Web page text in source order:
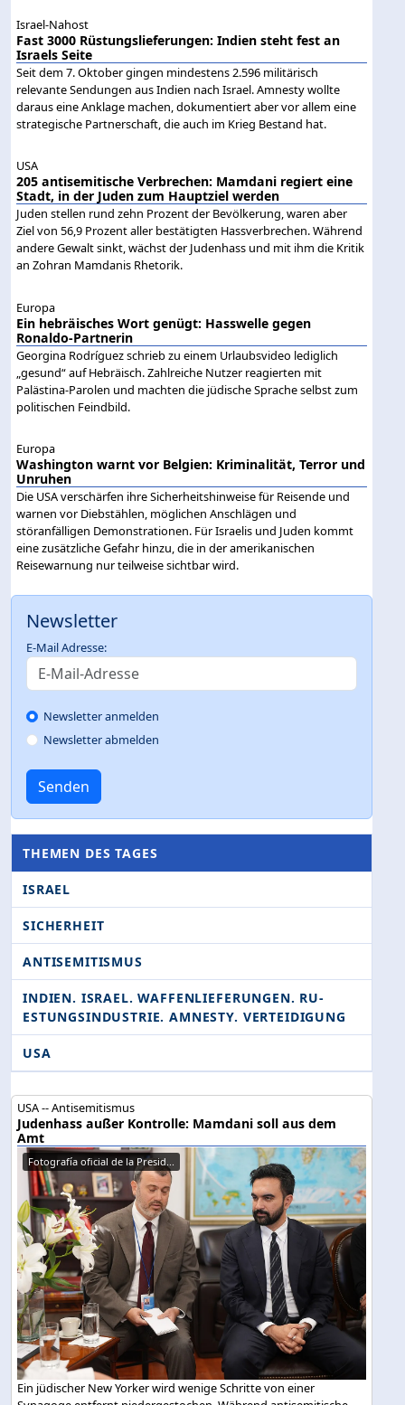
Israel-Nahost
Fast 3000 Rüstungslieferungen: Indien steht fest an
Israels Seite
Seit dem 7. Oktober gingen mindestens 2.596 militärisch
relevante Sendungen aus Indien nach Israel. Amnesty wollte
daraus eine Anklage machen, dokumentiert aber vor allem eine
strategische Partnerschaft, die auch im Krieg Bestand hat.
USA
205 antisemitische Verbrechen: Mamdani regiert eine
Stadt, in der Juden zum Hauptziel werden
Juden stellen rund zehn Prozent der Bevölkerung, waren aber
Ziel von 56,9 Prozent aller bestätigten Hassverbrechen. Während
andere Gewalt sinkt, wächst der Judenhass und mit ihm die Kritik
an Zohran Mamdanis Rhetorik.
Europa
Ein hebräisches Wort genügt: Hasswelle gegen
Ronaldo-Partnerin
Georgina Rodríguez schrieb zu einem Urlaubsvideo lediglich
„gesund“ auf Hebräisch. Zahlreiche Nutzer reagierten mit
Palästina-Parolen und machten die jüdische Sprache selbst zum
politischen Feindbild.
Europa
Washington warnt vor Belgien: Kriminalität, Terror und
Unruhen
Die USA verschärfen ihre Sicherheitshinweise für Reisende und
warnen vor Diebstählen, möglichen Anschlägen und
störanfälligen Demonstrationen. Für Israelis und Juden kommt
eine zusätzliche Gefahr hinzu, die in der amerikanischen
Reisewarnung nur teilweise sichtbar wird.
Newsletter
E-Mail Adresse:
Newsletter anmelden
Newsletter abmelden
Senden
THEMEN DES TAGES
ISRAEL
SICHERHEIT
ANTISEMITISMUS
INDIEN. ISRAEL. WAFFENLIEFERUNGEN. RU­
ESTUNGSINDUSTRIE. AMNESTY. VERTEIDIGUNG
USA
USA -- Antisemitismus
Judenhass außer Kontrolle: Mamdani soll aus dem
Amt
Fotografía oficial de la Presid...
Ein jüdischer New Yorker wird wenige Schritte von einer